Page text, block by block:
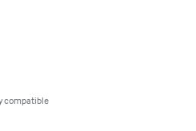
compatible